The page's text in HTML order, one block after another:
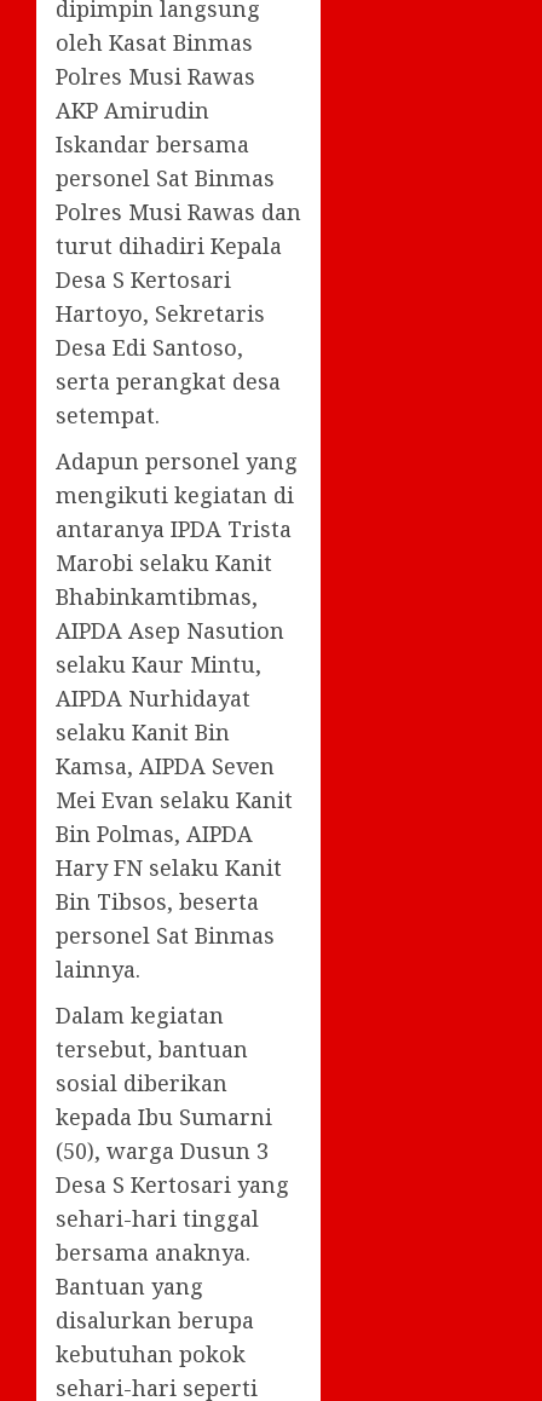
dipimpin langsung
oleh Kasat Binmas
Polres Musi Rawas
AKP Amirudin
Iskandar bersama
personel Sat Binmas
Polres Musi Rawas dan
turut dihadiri Kepala
Desa S Kertosari
Hartoyo, Sekretaris
Desa Edi Santoso,
serta perangkat desa
setempat.
Adapun personel yang
mengikuti kegiatan di
antaranya IPDA Trista
Marobi selaku Kanit
Bhabinkamtibmas,
AIPDA Asep Nasution
selaku Kaur Mintu,
AIPDA Nurhidayat
selaku Kanit Bin
Kamsa, AIPDA Seven
Mei Evan selaku Kanit
Bin Polmas, AIPDA
Hary FN selaku Kanit
Bin Tibsos, beserta
personel Sat Binmas
lainnya.
Dalam kegiatan
tersebut, bantuan
sosial diberikan
kepada Ibu Sumarni
(50), warga Dusun 3
Desa S Kertosari yang
sehari-hari tinggal
bersama anaknya.
Bantuan yang
disalurkan berupa
kebutuhan pokok
sehari-hari seperti